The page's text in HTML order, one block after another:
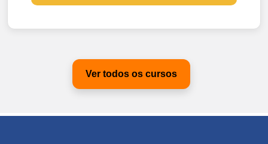
Ver todos os cursos